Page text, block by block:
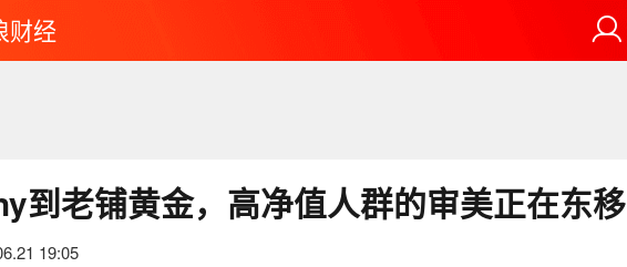
财经
到老铺黄金，高净值人群的审美正在东移
19:05